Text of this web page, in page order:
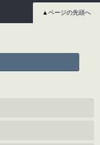
▲ページの先頭へ